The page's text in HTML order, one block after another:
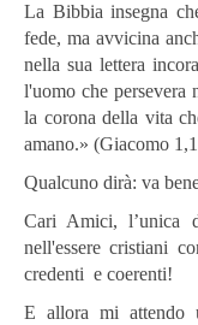
La Bibbia insegna
fede, ma avvicina
nella sua lettera
l'uomo che persevera
la corona della vita
amano.» (Giacomo
Qualcuno dirà: va
Cari Amici, l’unica
nell'essere cristiani
credenti e coerenti!
E allora mi attendo